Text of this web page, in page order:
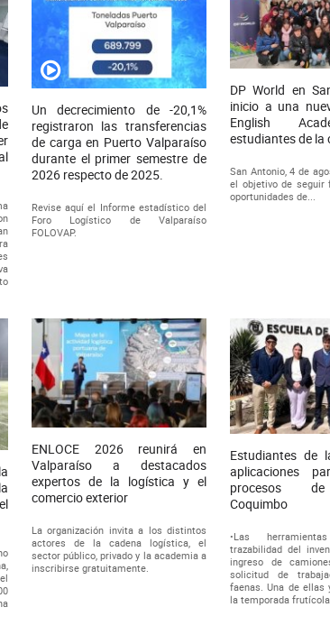
Un decrecimiento de -20,1%
registraron las transferencias
de carga en Puerto Valparaíso
durante el primer semestre de
2026 respecto de 2025.
Revise aquí el Informe estadístico del
Foro Logístico de Valparaíso
FOLOVAP.
DP World en
inicio a una
English
estudiantes de la
San Antonio, 4 de
el objetivo de seguir
oportunidades de...
ENLOCE 2026 reunirá en
Valparaíso a destacados
expertos de la logística y el
comercio exterior
La organización invita a los distintos
actores de la cadena logística, el
sector público, privado y la academia a
inscribirse gratuitamente.
Estudiantes de
aplicaciones
procesos
Coquimbo
•Las
trazabilidad del
ingreso de
solicitud de
faenas. Una de ellas
la temporada